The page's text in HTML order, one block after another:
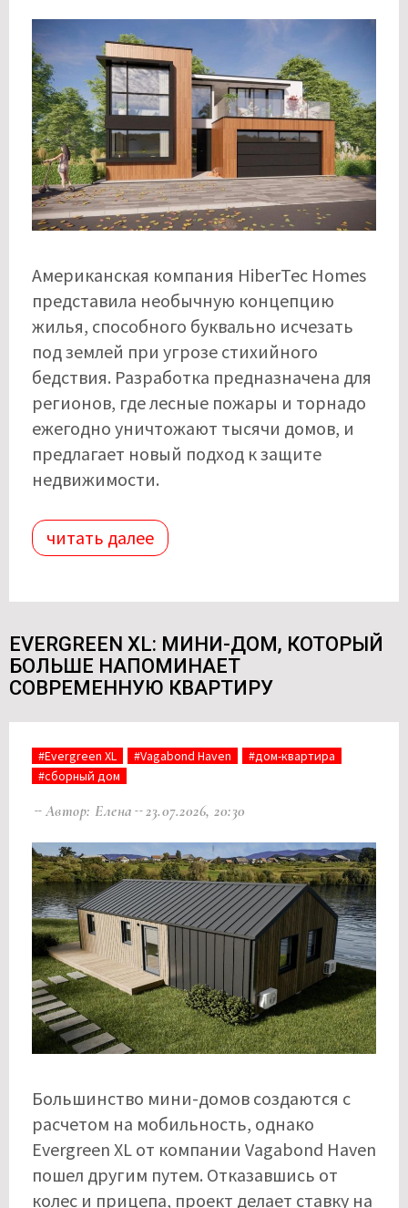
Американская компания HiberTec Homes
представила необычную концепцию
жилья, способного буквально исчезать
под землей при угрозе стихийного
бедствия. Разработка предназначена для
регионов, где лесные пожары и торнадо
ежегодно уничтожают тысячи домов, и
предлагает новый подход к защите
недвижимости.
читать далее
EVERGREEN XL: МИНИ-ДОМ, КОТОРЫЙ
БОЛЬШЕ НАПОМИНАЕТ
СОВРЕМЕННУЮ КВАРТИРУ
#Evergreen XL #Vagabond Haven
#дом-квартира
#сборный дом
Автор: Елена 23.07.2026, 20:30
Большинство мини-домов создаются с
расчетом на мобильность, однако
Evergreen XL от компании Vagabond Haven
пошел другим путем. Отказавшись от
колес и прицепа, проект делает ставку на